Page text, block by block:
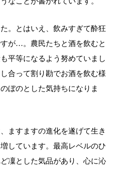
。とはいえ、飲みすぎて酔狂
が…。農民たちと酒を飲むと
平等になるよう努めていまし
合って割り勘でお酒を飲む様
ぼのとした気持ちになりま
ますますの進化を遂げて生き
しています。最高レベルのひ
凜とした気品があり、心に沁